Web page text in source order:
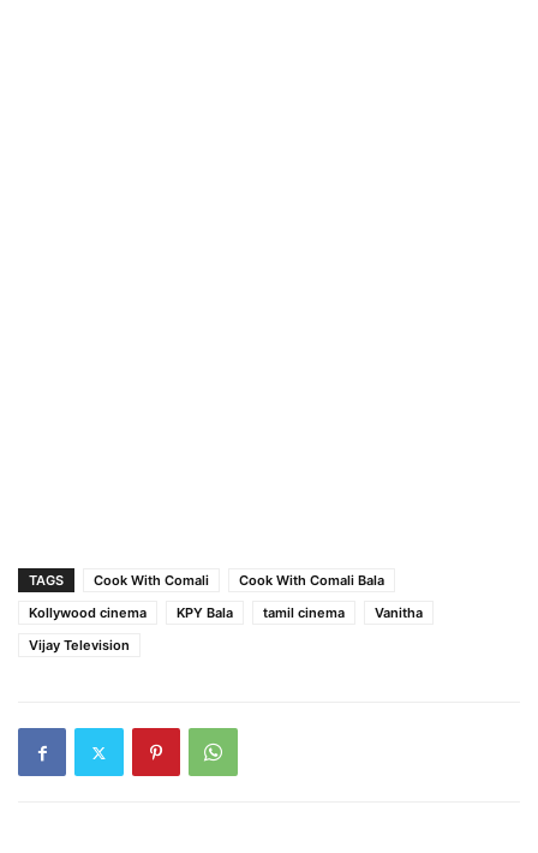
TAGS Cook With Comali
Cook With Comali Bala
Kollywood cinema
KPY Bala tamil cinema
Vanitha
Vijay Television